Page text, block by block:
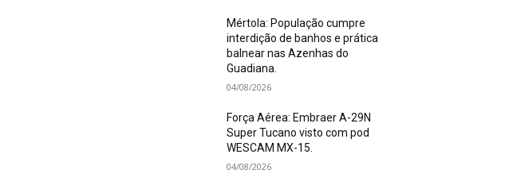
Mértola: População cumpre
interdição de banhos e prática
balnear nas Azenhas do
Guadiana.
04/08/2026
Força Aérea: Embraer A-29N
Super Tucano visto com pod
WESCAM MX-15.
04/08/2026